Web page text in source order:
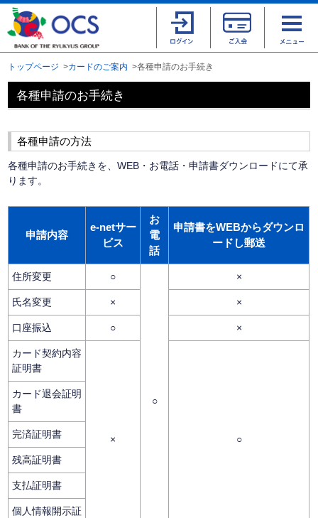
トップページ カードのご案内 各種申請のお手続き
各種申請のお手続き
各種申請の方法
各種申請のお手続きを、WEB・お電話・申請書ダウンロードにて承
ります。
申請内容
e-netサー
ビス
お
電
話
申請書をWEBからダウンロ
ードし郵送
住所変更 ○
○
×
氏名変更 × ×
口座振込 ○ ×
カード契約内容
証明書
× ○
カード退会証明
書
完済証明書
残高証明書
支払証明書
個人情報開示証